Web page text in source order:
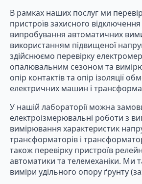
В рамках наших послуг ми
пристроїв захисного
випробування автоматичних
використанням підвищеної
здійснюємо перевірку
опалювальним сезоном та
опір контактів та опір ізоляції
електричних машин і
У нашій лабораторії можна
електроізмерювальні роботи з
вимірювання характеристик
трансформаторів і
також перевірку пристроїв
автоматики та телемеханіки. Ми
виміри удільного опору ґрунту